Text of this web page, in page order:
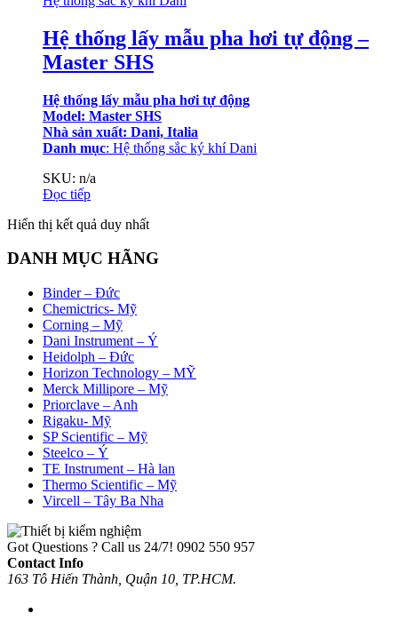
Hệ thống lấy mẫu pha hơi tự động –
Master SHS
Hệ thống lấy mẫu pha hơi tự động
Model: Master SHS
Nhà sản xuất: Dani, Italia
Danh mục: Hệ thống sắc ký khí Dani
SKU: n/a
Đọc tiếp
Hiển thị kết quả duy nhất
DANH MỤC HÃNG
Binder – Đức
Chemictrics- Mỹ
Corning – Mỹ
Dani Instrument – Ý
Heidolph – Đức
Horizon Technology – MỸ
Merck Millipore – Mỹ
Priorclave – Anh
Rigaku- Mỹ
SP Scientific – Mỹ
Steelco – Ý
TE Instrument – Hà lan
Thermo Scientific – Mỹ
Vircell – Tây Ba Nha
Got Questions ? Call us 24/7! 0902 550 957
Contact Info
163 Tô Hiến Thành, Quận 10, TP.HCM.